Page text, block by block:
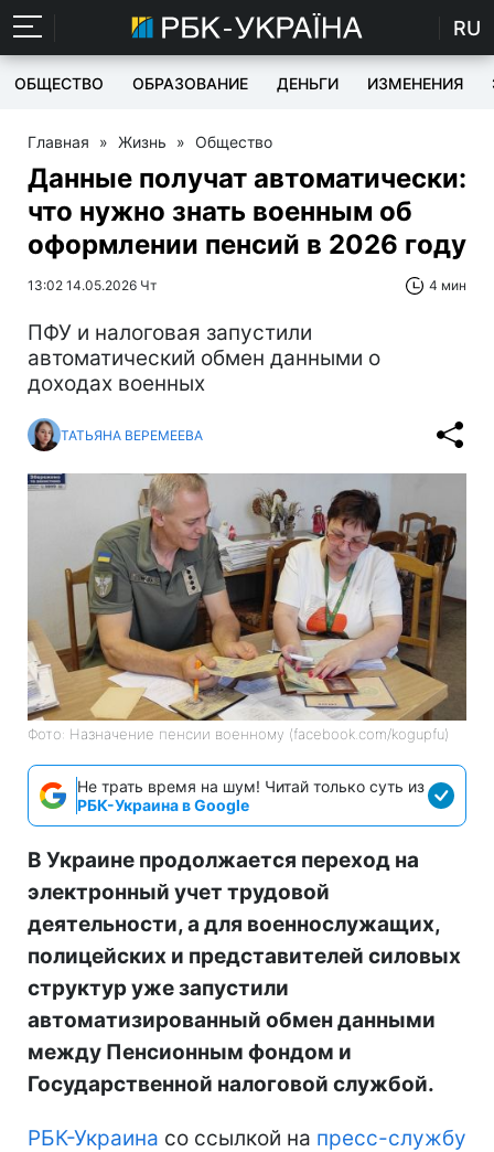
RU
ОБЩЕСТВО ОБРАЗОВАНИЕ ДЕНЬГИ ИЗМЕНЕНИЯ
Главная » Жизнь » Общество
Данные получат автоматически:
что нужно знать военным об
оформлении пенсий в 2026 году
13:02 14.05.2026 Чт 4 мин
ПФУ и налоговая запустили
автоматический обмен данными о
доходах военных
ТАТЬЯНА ВЕРЕМЕЕВА
Фото: Назначение пенсии военному (facebook.com/kogupfu)
Не трать время на шум! Читай только суть из
РБК-Украина в Google
В Украине продолжается переход на
электронный учет трудовой
деятельности, а для военнослужащих,
полицейских и представителей силовых
структур уже запустили
автоматизированный обмен данными
между Пенсионным фондом и
Государственной налоговой службой.
РБК-Украина со ссылкой на пресс-службу